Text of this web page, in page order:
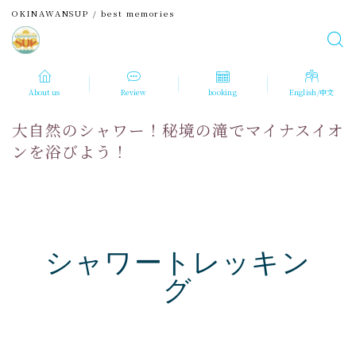
OKINAWANSUP / best memories
About us Review booking English/中文
大自然のシャワー！秘境の滝でマイナスイオ
ンを浴びよう！
シャワートレッキン
グ